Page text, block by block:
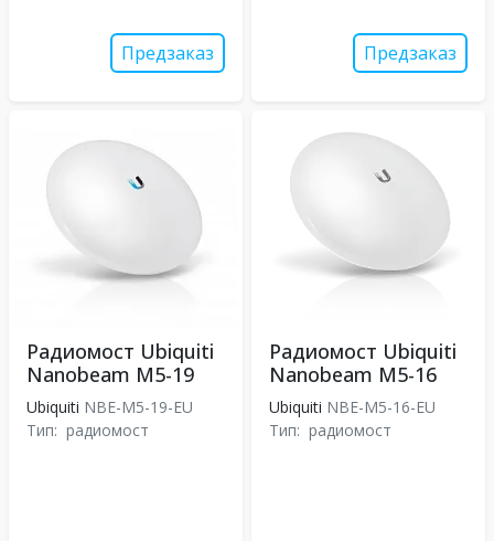
Предзаказ Предзаказ
Радиомост Ubiquiti
Nanobeam M5-19
Ubiquiti NBE-M5-19-EU
Тип: радиомост
Радиомост Ubiquiti
Nanobeam M5-16
Ubiquiti NBE-M5-16-EU
Тип: радиомост